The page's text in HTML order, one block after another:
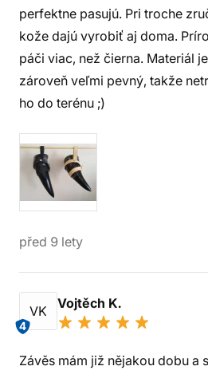
perfektne pasujú. Pri troche
kože dajú vyrobiť aj doma.
páči viac, než čierna. Materiál
zároveň veľmi pevný, takže
ho do terénu ;)
před 9 lety
VK
4
Vojtěch K.
Závěs mám již nějakou dobu a